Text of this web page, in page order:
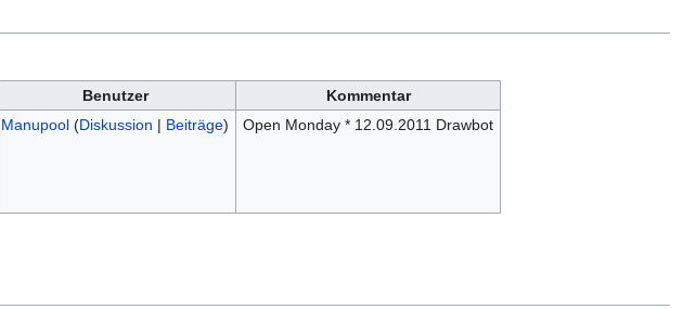
Benutzer
Kommentar
Manupool (Diskussion | Beiträge) Open Monday * 12.09.2011 Drawbot